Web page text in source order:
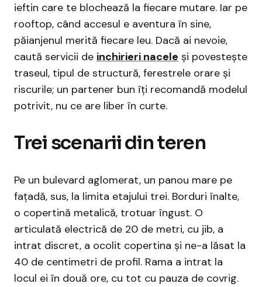
ieftin care te blochează la fiecare mutare. Iar pe
rooftop, când accesul e aventura în sine,
păianjenul merită fiecare leu. Dacă ai nevoie,
caută servicii de inchirieri nacele și povestește
traseul, tipul de structură, ferestrele orare și
riscurile; un partener bun îți recomandă modelul
potrivit, nu ce are liber în curte.
Trei scenarii din teren
Pe un bulevard aglomerat, un panou mare pe
fațadă, sus, la limita etajului trei. Borduri înalte,
o copertină metalică, trotuar îngust. O
articulată electrică de 20 de metri, cu jib, a
intrat discret, a ocolit copertina și ne-a lăsat la
40 de centimetri de profil. Rama a intrat la
locul ei în două ore, cu tot cu pauza de covrig.